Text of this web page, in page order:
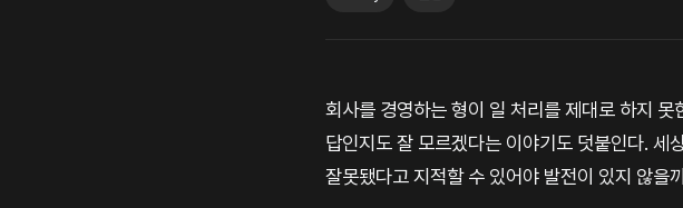
회사를 경영하는 형이 일 처리를 제대로 하지
답인지도 잘 모르겠다는 이야기도 덧붙인다.
잘못됐다고 지적할 수 있어야 발전이 있지 않